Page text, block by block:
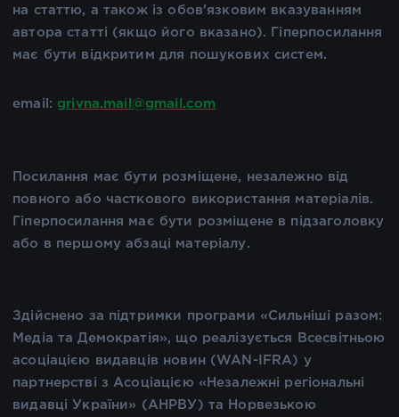
на статтю, а також із обов'язковим вказуванням
автора статті (якщо його вказано). Гіперпосилання
має бути відкритим для пошукових систем.
email: grivna.mail@gmail.com
Посилання має бути розміщене, незалежно від
повного або часткового використання матеріалів.
Гіперпосилання має бути розміщене в підзаголовку
або в першому абзаці матеріалу.
Здійснено за підтримки програми «Сильніші разом:
Медіа та Демократія», що реалізується Всесвітньою
асоціацією видавців новин (WAN-IFRA) у
партнерстві з Асоціацією «Незалежні регіональні
видавці України» (АНРВУ) та Норвезькою